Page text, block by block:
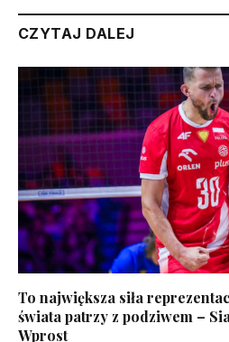
CZYTAJ DALEJ
To największa siła
świata patrzy z podziwem –
Wprost